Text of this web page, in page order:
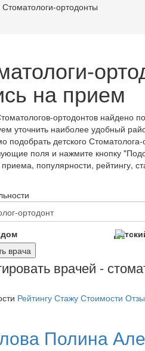
Стоматологи-ортодонты
на прием
ортодонтов найдено
уточнить наиболее удобный
подобрать детского
поля и нажмите кнопку
приема, популярности, рейтингу,
врача
врачей -
Рейтингу Стажу Стоимости
Полина